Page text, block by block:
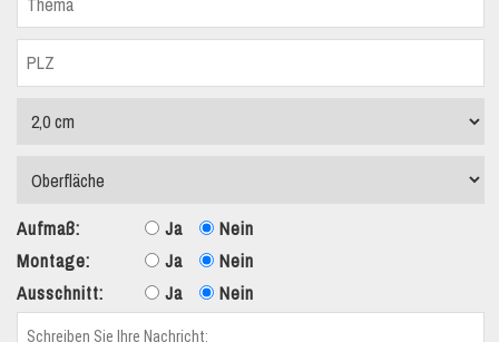
Aufmaß: Ja
Nein
Montage:
Ja
Nein
Ausschnitt:
Ja Nein